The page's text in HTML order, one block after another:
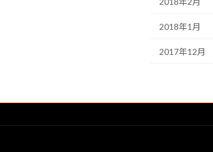
2018年1月
2017年12月